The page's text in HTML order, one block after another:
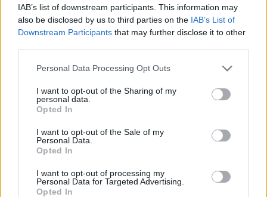
IAB’s list of downstream participants. This information may
also be disclosed by us to third parties on the IAB’s List of
Downstream Participants that may further disclose it to other
Please note that this website/app uses one or more Google
not limited to your visit or usage behaviour. You may click to
grant or deny consent to Google and its third-party tags to
use your data for below specified purposes in below Google
consent section.
Personal Data Processing Opt Outs
I want to opt-out of the Sharing of my
personal data.
Opted In
I want to opt-out of the Sale of my
Personal Data.
Opted In
I want to opt-out of processing my
Personal Data for Targeted Advertising.
Opted In